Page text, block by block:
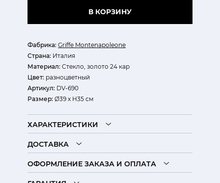
Фабрика: Griffe Montenapoleone
Страна: Италия
Материал: Cтекло, золото 24 кар
Цвет: разноцветный
Артикул: DV-690
Размер: Ø39 х Н35 см
В КОРЗИНУ
ХАРАКТЕРИСТИКИ
ДОСТАВКА
ОФОРМЛЕНИЕ ЗАКАЗА И ОПЛАТА